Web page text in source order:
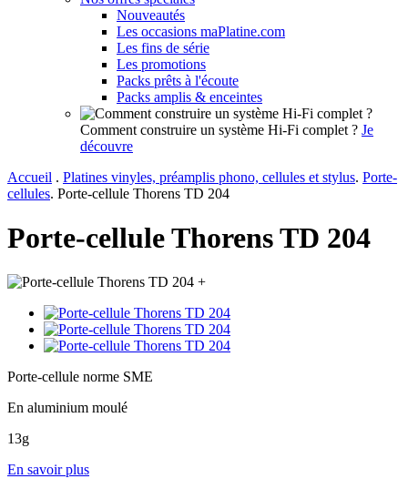
Nouveautés
Les occasions maPlatine.com
Les fins de série
Les promotions
Packs prêts à l'écoute
Packs amplis & enceintes
Comment construire un système Hi-Fi complet ? Je
découvre
Accueil . Platines vinyles, préamplis phono, cellules et stylus. Porte-
cellules. Porte-cellule Thorens TD 204
Porte-cellule Thorens TD 204
+
Porte-cellule norme SME
En aluminium moulé
13g
En savoir plus